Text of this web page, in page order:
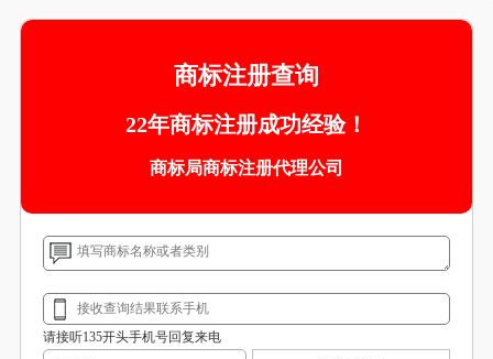
商标注册查询
22年商标注册成功经验！
商标局商标注册代理公司
请接听135开头手机号回复来电